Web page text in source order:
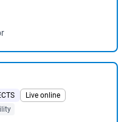
Live online